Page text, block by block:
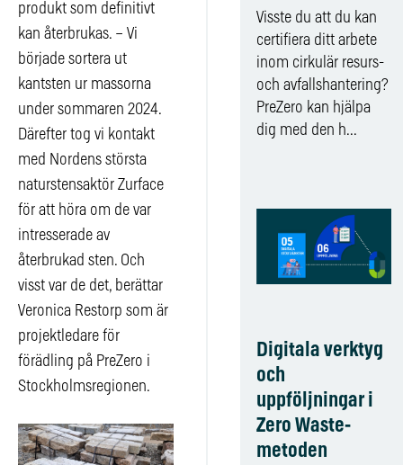
produkt som definitivt
kan återbrukas. – Vi
började sortera ut
kantsten ur massorna
under sommaren 2024.
Därefter tog vi kontakt
med Nordens största
naturstensaktör Zurface
för att höra om de var
intresserade av
återbrukad sten. Och
visst var de det, berättar
Veronica Restorp som är
projektledare för
förädling på PreZero i
Stockholmsregionen.
Visste du att du kan
certifiera ditt arbete
inom cirkulär resurs-
och avfallshantering?
PreZero kan hjälpa
dig med den h...
Digitala verktyg
och
uppföljningar i
Zero Waste-
metoden